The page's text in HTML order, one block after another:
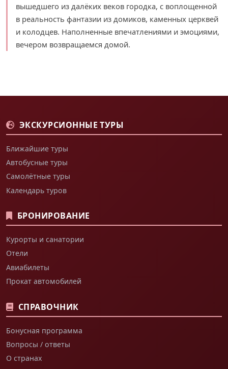
вышедшего из далёких веков городка, с воплощенной
в реальность фантазии из домиков, каменных церквей
и колодцев. Наполненные впечатлениями и эмоциями,
вечером возвращаемся домой.
ЭКСКУРСИОННЫЕ ТУРЫ
Ближайшие туры
Автобусные туры
Самолётные туры
Календарь туров
БРОНИРОВАНИЕ
Курорты и санатории
Отели
Авиабилеты
Прокат автомобилей
СПРАВОЧНИК
Бонусная программа
Вопросы / ответы
О странах